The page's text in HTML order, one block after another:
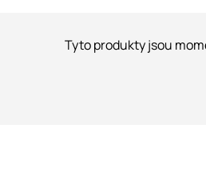
Tyto produkty jsou